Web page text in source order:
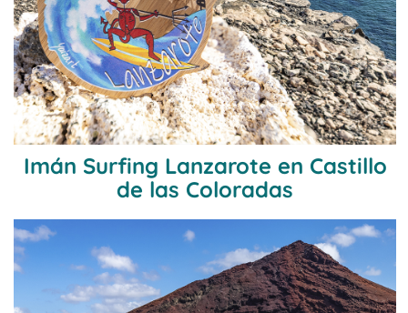
Imán Surfing Lanzarote en Castillo
de las Coloradas